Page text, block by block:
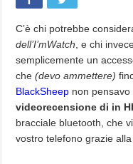
C’è chi potrebbe
dell’I’mWatch , e chi
semplicemente un
che (devo ammettere)
BlackSheep non
videorecensione di in
bracciale bluetooth, che
vostro telefono grazie